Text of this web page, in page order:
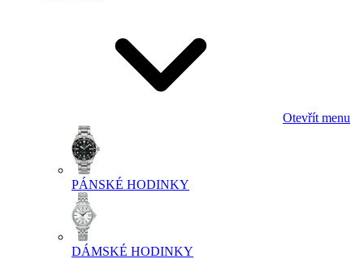
Otevřít menu
PÁNSKÉ HODINKY
DÁMSKÉ HODINKY